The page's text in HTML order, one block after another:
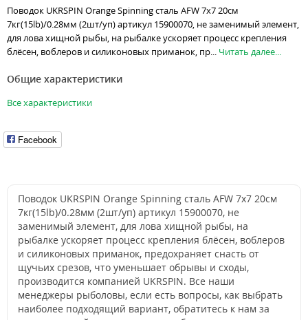
Поводок UKRSPIN Orange Spinning сталь AFW 7x7 20см
7кг(15lb)/0.28мм (2шт/уп) артикул 15900070, не заменимый элемент,
для лова хищной рыбы, на рыбалке ускоряет процесс крепления
блёсен, воблеров и силиконовых приманок, пр... Читать далее...
Общие характеристики
Все характеристики
Facebook
Поводок UKRSPIN Orange Spinning сталь AFW 7x7 20см
7кг(15lb)/0.28мм (2шт/уп) артикул 15900070, не
заменимый элемент, для лова хищной рыбы, на
рыбалке ускоряет процесс крепления блёсен, воблеров
и силиконовых приманок, предохраняет снасть от
щучьих срезов, что уменьшает обрывы и сходы,
производится компанией UKRSPIN. Все наши
менеджеры рыболовы, если есть вопросы, как выбрать
наиболее подходящий вариант, обратитесь к нам за